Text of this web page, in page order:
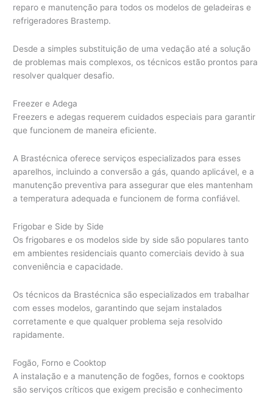
reparo e manutenção para todos os modelos de geladeiras e
refrigeradores Brastemp.
Desde a simples substituição de uma vedação até a solução
de problemas mais complexos, os técnicos estão prontos para
resolver qualquer desafio.
Freezer e Adega
Freezers e adegas requerem cuidados especiais para garantir
que funcionem de maneira eficiente.
A Brastécnica oferece serviços especializados para esses
aparelhos, incluindo a conversão a gás, quando aplicável, e a
manutenção preventiva para assegurar que eles mantenham
a temperatura adequada e funcionem de forma confiável.
Frigobar e Side by Side
Os frigobares e os modelos side by side são populares tanto
em ambientes residenciais quanto comerciais devido à sua
conveniência e capacidade.
Os técnicos da Brastécnica são especializados em trabalhar
com esses modelos, garantindo que sejam instalados
corretamente e que qualquer problema seja resolvido
rapidamente.
Fogão, Forno e Cooktop
A instalação e a manutenção de fogões, fornos e cooktops
são serviços críticos que exigem precisão e conhecimento